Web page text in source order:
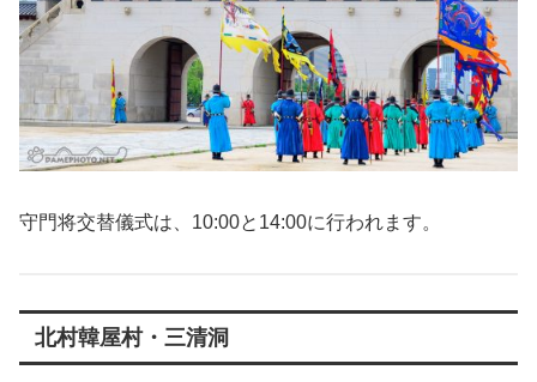
守門将交替儀式は、10:00と14:00に行われます。
北村韓屋村・三清洞